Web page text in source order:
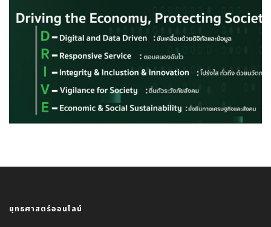
ยุทธศาสตร์ออนไลน์